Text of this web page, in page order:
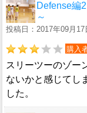
Defense編
～
投稿日：2017年09月17
購入
スリーツーのゾー
ないかと感じてし
した。